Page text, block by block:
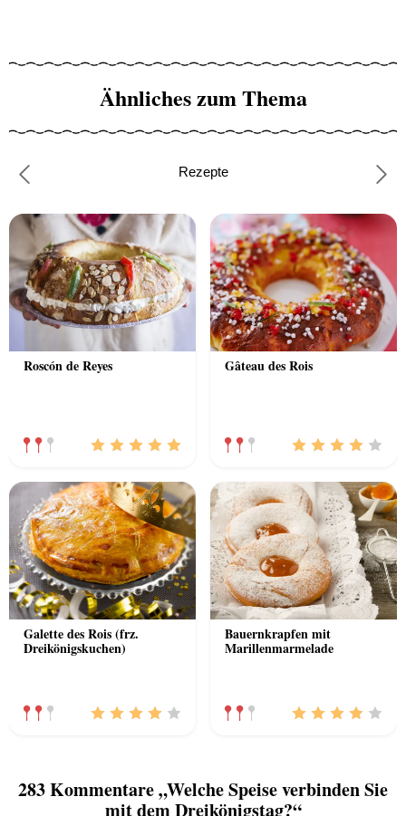
Ähnliches zum Thema
Rezepte
Roscón de Reyes Gâteau des Rois
Galette des Rois (frz.
Dreikönigskuchen)
Bauernkrapfen mit
Marillenmarmelade
283 Kommentare „Welche Speise verbinden Sie
mit dem Dreikönigstag?“